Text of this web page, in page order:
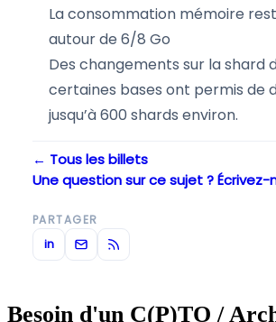
La consommation mémoire
autour de 6/8 Go
Des changements sur la shard
certaines bases ont permis de
jusqu’à 600 shards environ.
← Tous les billets
Une question sur ce sujet ? Écrivez-
PARTAGER
in
Besoin d'un C(P)TO /